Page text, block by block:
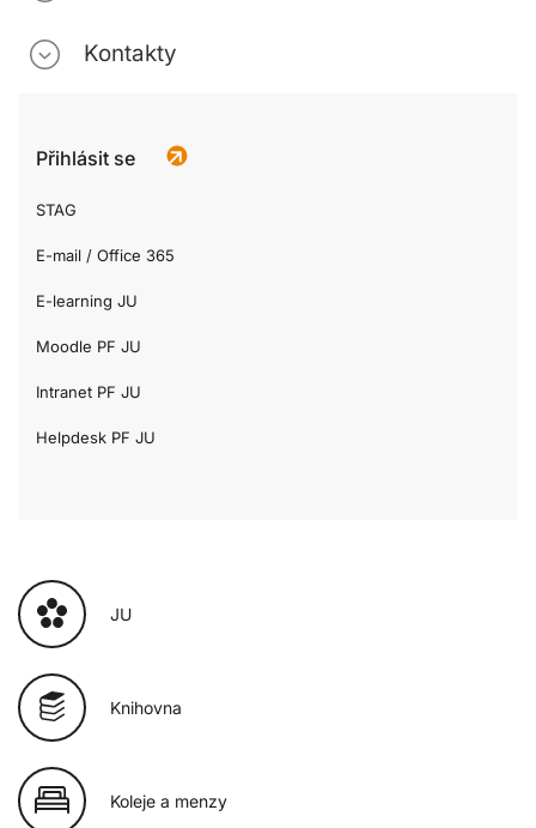
Kontakty
Přihlásit se
STAG
E-mail / Office 365
E-learning JU
Moodle PF JU
Intranet PF JU
Helpdesk PF JU
JU
Knihovna
Koleje a menzy